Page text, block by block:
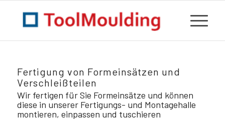
Fertigung von Formeinsätzen und
Verschleißteilen
Wir fertigen für Sie Formeinsätze und können
diese in unserer Fertigungs- und Montagehalle
montieren, einpassen und tuschieren